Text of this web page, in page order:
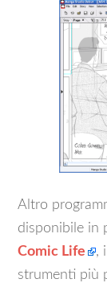
Altro
disponibile in
Comic Life
,
strumenti più